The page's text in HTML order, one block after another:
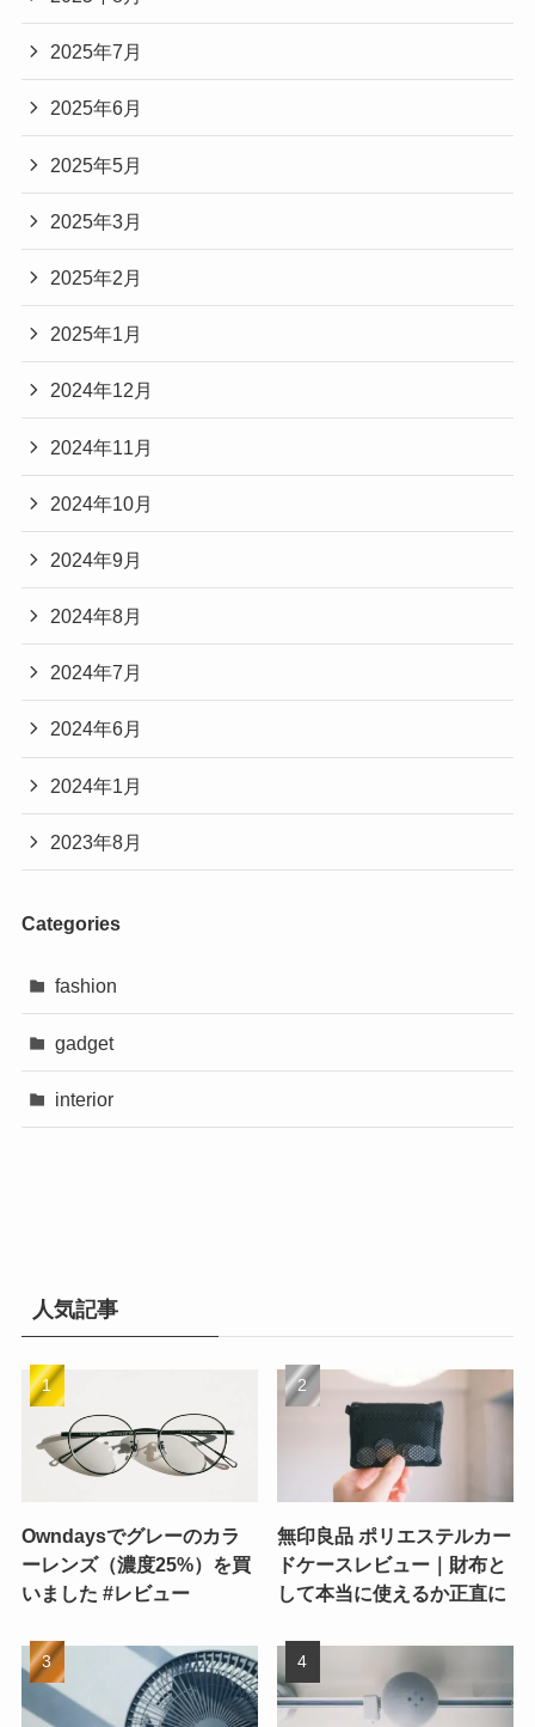
2025年7月
2025年6月
2025年5月
2025年3月
2025年2月
2025年1月
2024年12月
2024年11月
2024年10月
2024年9月
2024年8月
2024年7月
2024年6月
2024年1月
2023年8月
Categories
fashion
gadget
interior
人気記事
Owndaysでグレーのカラ
ーレンズ（濃度25%）を買
いました #レビュー
無印良品 ポリエステルカー
ドケースレビュー｜財布と
して本当に使えるか正直に